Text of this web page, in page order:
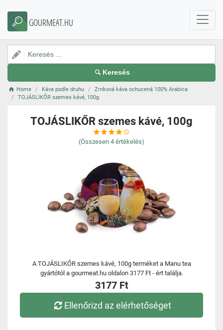
GOURMEAT.HU
Keresés
Home Káva podle druhu
Zrnková káva ochucená 100% Arabica
TOJÁSLIKŐR szemes kávé, 100g
TOJÁSLIKŐR szemes kávé, 100g
(Összesen 4 értékelés)
A TOJÁSLIKŐR szemes kávé, 100g terméket a Manu tea
gyártótól a gourmeat.hu oldalon 3177 Ft - ért találja.
3177 Ft
Ellenőrizd az elérhetőséget